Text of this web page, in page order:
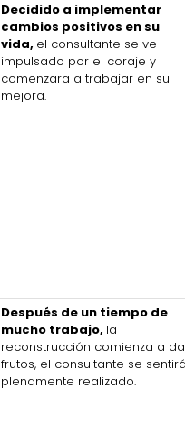
Decidido a implementar
cambios positivos en su
vida, el consultante se ve
impulsado por el coraje y
comenzara a trabajar en su
mejora.
Después de un tiempo de
mucho trabajo, la
reconstrucción comienza a
frutos, el consultante se
plenamente realizado.